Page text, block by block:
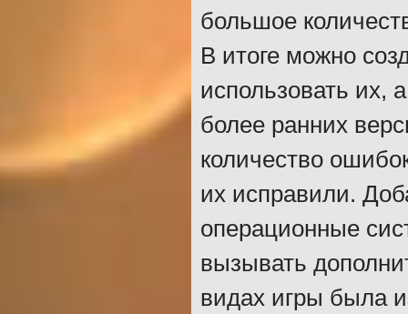
большое
В итоге можно
использовать их,
более ранних
количество
их исправили.
операционные
вызывать
видах игры была